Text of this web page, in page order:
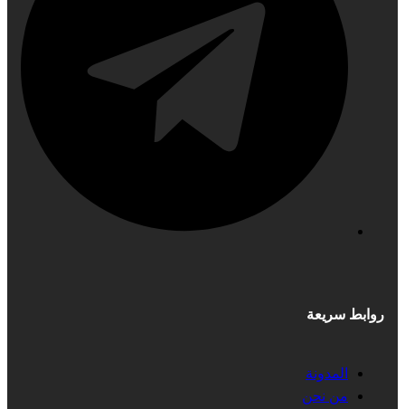
روابط سريعة
المدونة
من نحن